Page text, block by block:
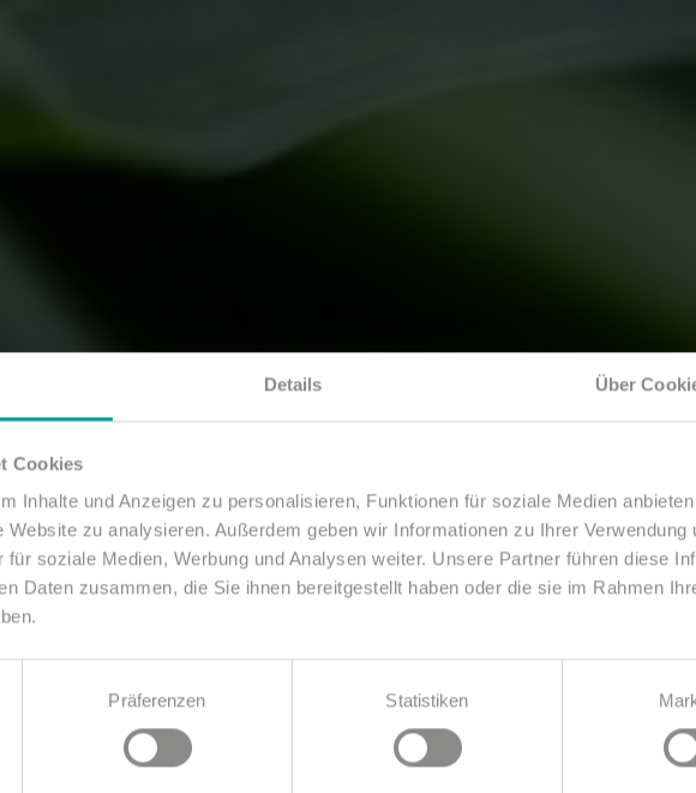
Details Über
Cookies
Inhalte und Anzeigen zu personalisieren, Funktionen für soziale Medien
Website zu analysieren. Außerdem geben wir Informationen zu Ihrer Verwendung
für soziale Medien, Werbung und Analysen weiter. Unsere Partner führen diese
Daten zusammen, die Sie ihnen bereitgestellt haben oder die sie im Rahmen
Präferenzen Statistiken